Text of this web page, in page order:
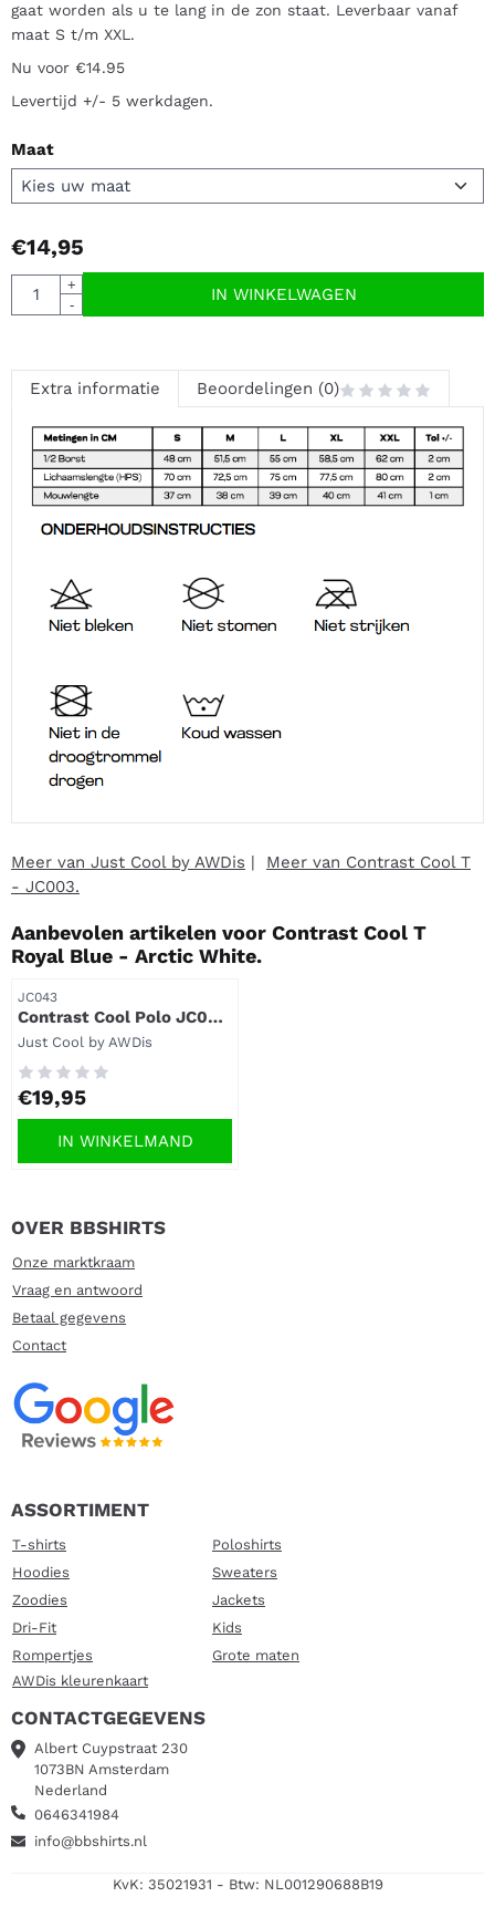
gaat worden als u te lang in de zon staat. Leverbaar vanaf
maat S t/m XXL.
Nu voor €14.95
Levertijd +/- 5 werkdagen.
Maat
€14,95
Aantal
+
-
IN WINKELWAGEN
Extra informatie Beoordelingen (0)
Meer van Just Cool by AWDis
Meer van Contrast Cool T
- JC003.
Aanbevolen artikelen voor Contrast Cool T
Royal Blue - Arctic White.
Artikelnummer
JC043
Contrast Cool Polo JC043
- Royal Blue Arctic White.
Merk:
Just Cool by AWDis
Prijs: 19,95
€19,95
IN WINKELMAND
OVER BBSHIRTS
Onze marktkraam
Vraag en antwoord
Betaal gegevens
Contact
ASSORTIMENT
T-shirts
Poloshirts
Hoodies
Sweaters
Zoodies
Jackets
Dri-Fit
Kids
Rompertjes
Grote maten
AWDis kleurenkaart
CONTACTGEGEVENS
Albert Cuypstraat 230
1073BN Amsterdam
Nederland
0646341984
info@bbshirts.nl
KvK: 35021931 - Btw: NL001290688B19